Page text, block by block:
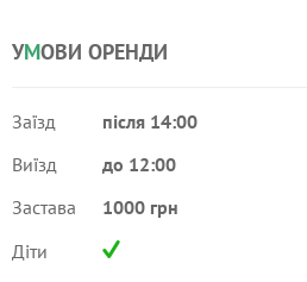
УМОВИ ОРЕНДИ
Заїзд
після 14:00
Виїзд
до 12:00
Застава
1000 грн
Діти